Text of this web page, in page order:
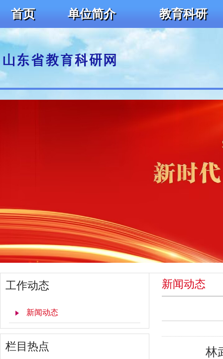
首页 单位简介 教育科研
工作动态
新闻动态
栏目热点
新闻动态
林